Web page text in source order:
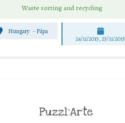
Waste sorting and recycling
Hungary - Pápa
24/11/2015, 25/11/2015
Puzzl`Arte